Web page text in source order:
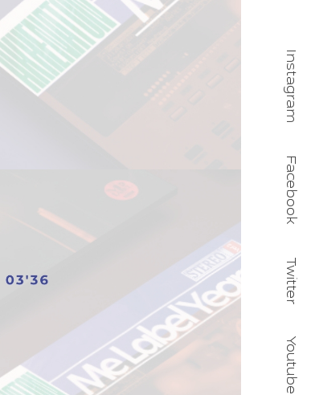
Instagram
Facebook
Twitter
Youtube